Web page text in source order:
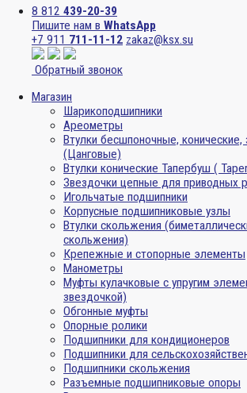
8 812 439-20-39
Пишите нам в WhatsApp
+7 911 711-11-12 zakaz@ksx.su
Обратный звонок
Магазин
Шарикоподшипники
Ареометры
Втулки бесшпоночные,
(Цанговые)
Втулки конические Тапербуш (
Звездочки цепные для приводных
Игольчатые подшипники
Корпусные подшипниковые узлы
Втулки скольжения
скольжения)
Крепежные и стопорные элементы
Манометры
Муфты кулачковые с упругим
звездочкой)
Обгонные муфты
Опорные ролики
Подшипники для кондиционеров
Подшипники для
Подшипники скольжения
Разъемные подшипниковые опоры